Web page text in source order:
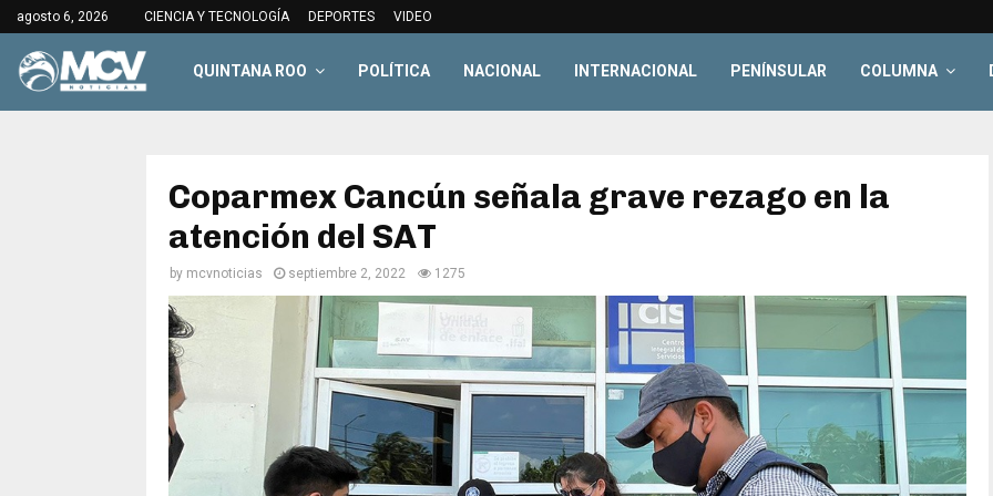
agosto 6, 2026 CIENCIA Y TECNOLOGÍA DEPORTES VIDEO
QUINTANA ROO POLÍTICA NACIONAL INTERNACIONAL PENÍNSULAR COLUMNA
Coparmex Cancún señala grave rezago en la
atención del SAT
by mcvnoticias septiembre 2, 2022 1275